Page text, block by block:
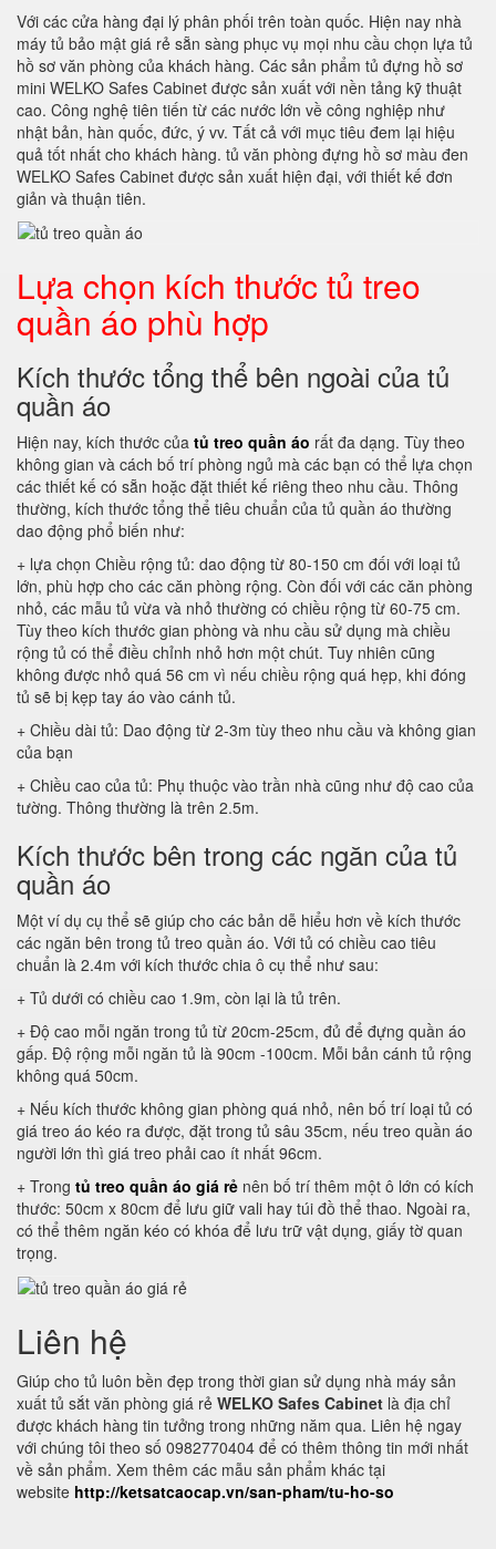
Với các cửa hàng đại lý phân phối trên toàn quốc. Hiện nay nhà
máy tủ bảo mật giá rẻ sẵn sàng phục vụ mọi nhu cầu chọn lựa tủ
hồ sơ văn phòng của khách hàng. Các sản phẩm tủ đựng hồ sơ
mini WELKO Safes Cabinet được sản xuất với nền tảng kỹ thuật
cao. Công nghệ tiên tiến từ các nước lớn về công nghiệp như
nhật bản, hàn quốc, đức, ý vv. Tất cả với mục tiêu đem lại hiệu
quả tốt nhất cho khách hàng. tủ văn phòng đựng hồ sơ màu đen
WELKO Safes Cabinet được sản xuất hiện đại, với thiết kế đơn
giản và thuận tiên.
Lựa chọn kích thước tủ treo
quần áo phù hợp
Kích thước tổng thể bên ngoài của tủ
quần áo
Hiện nay, kích thước của tủ treo quần áo rất đa dạng. Tùy theo
không gian và cách bố trí phòng ngủ mà các bạn có thể lựa chọn
các thiết kế có sẵn hoặc đặt thiết kế riêng theo nhu cầu. Thông
thường, kích thước tổng thể tiêu chuẩn của tủ quần áo thường
dao động phổ biến như:
+ lựa chọn Chiều rộng tủ: dao động từ 80-150 cm đối với loại tủ
lớn, phù hợp cho các căn phòng rộng. Còn đối với các căn phòng
nhỏ, các mẫu tủ vừa và nhỏ thường có chiều rộng từ 60-75 cm.
Tùy theo kích thước gian phòng và nhu cầu sử dụng mà chiều
rộng tủ có thể điều chỉnh nhỏ hơn một chút. Tuy nhiên cũng
không được nhỏ quá 56 cm vì nếu chiều rộng quá hẹp, khi đóng
tủ sẽ bị kẹp tay áo vào cánh tủ.
+ Chiều dài tủ: Dao động từ 2-3m tùy theo nhu cầu và không gian
của bạn
+ Chiều cao của tủ: Phụ thuộc vào trần nhà cũng như độ cao của
tường. Thông thường là trên 2.5m.
Kích thước bên trong các ngăn của tủ
quần áo
Một ví dụ cụ thể sẽ giúp cho các bản dễ hiểu hơn về kích thước
các ngăn bên trong tủ treo quần áo. Với tủ có chiều cao tiêu
chuẩn là 2.4m với kích thước chia ô cụ thể như sau:
+ Tủ dưới có chiều cao 1.9m, còn lại là tủ trên.
+ Độ cao mỗi ngăn trong tủ từ 20cm-25cm, đủ để đựng quần áo
gấp. Độ rộng mỗi ngăn tủ là 90cm -100cm. Mỗi bản cánh tủ rộng
không quá 50cm.
+ Nếu kích thước không gian phòng quá nhỏ, nên bố trí loại tủ có
giá treo áo kéo ra được, đặt trong tủ sâu 35cm, nếu treo quần áo
người lớn thì giá treo phải cao ít nhất 96cm.
+ Trong tủ treo quần áo giá rẻ nên bố trí thêm một ô lớn có kích
thước: 50cm x 80cm để lưu giữ vali hay túi đồ thể thao. Ngoài ra,
có thể thêm ngăn kéo có khóa để lưu trữ vật dụng, giấy tờ quan
trọng.
Liên hệ
Giúp cho tủ luôn bền đẹp trong thời gian sử dụng nhà máy sản
xuất tủ sắt văn phòng giá rẻ WELKO Safes Cabinet là địa chỉ
được khách hàng tin tưởng trong những năm qua. Liên hệ ngay
với chúng tôi theo số 0982770404 để có thêm thông tin mới nhất
về sản phẩm. Xem thêm các mẫu sản phẩm khác tại
website http://ketsatcaocap.vn/san-pham/tu-ho-so